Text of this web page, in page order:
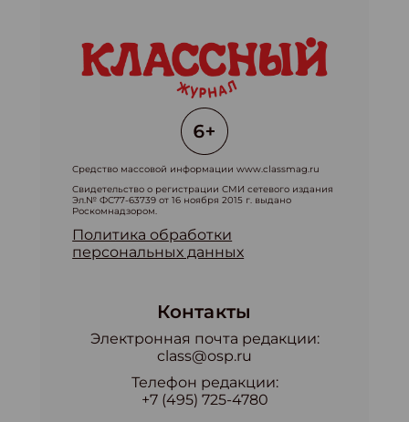
Средство массовой информации www.classmag.ru
Свидетельство о регистрации СМИ сетевого издания
Эл.№ ФС77-63739 от 16 ноября 2015 г. выдано
Роскомнадзором.
Политика обработки
персональных данных
Контакты
Электронная почта редакции:
class@osp.ru
Телефон редакции:
+7 (495) 725-4780